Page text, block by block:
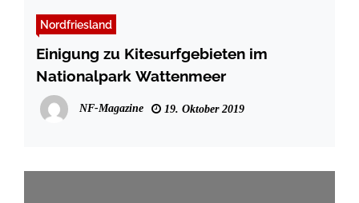
Nordfriesland
Einigung zu Kitesurfgebieten im
Nationalpark Wattenmeer
NF-Magazine 19. Oktober 2019